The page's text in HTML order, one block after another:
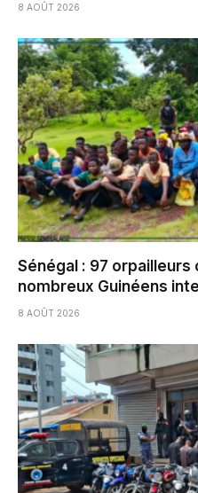
8 AOÛT 2026
Sénégal : 97
nombreux Guinéens
8 AOÛT 2026